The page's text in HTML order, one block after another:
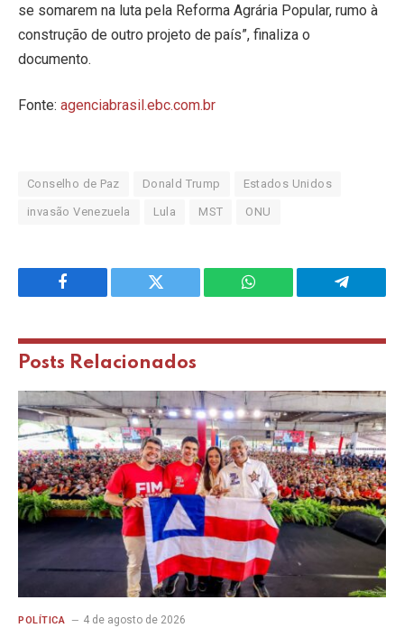
se somarem na luta pela Reforma Agrária Popular, rumo à
construção de outro projeto de país”, finaliza o
documento.
Fonte: agenciabrasil.ebc.com.br
Conselho de Paz Donald Trump Estados Unidos
invasão Venezuela Lula MST ONU
Facebook Twitter WhatsApp Telegram
Posts Relacionados
POLÍTICA 4 de agosto de 2026